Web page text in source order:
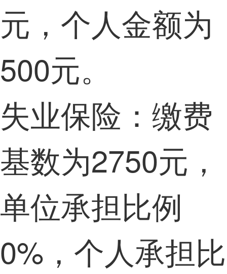
元，个人金额为
500元。
失业保险：缴费
基数为2750元，
单位承担比例
0%，个人承担比